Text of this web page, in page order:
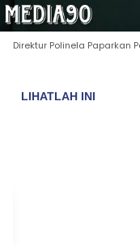
Direktur Polinela Paparkan